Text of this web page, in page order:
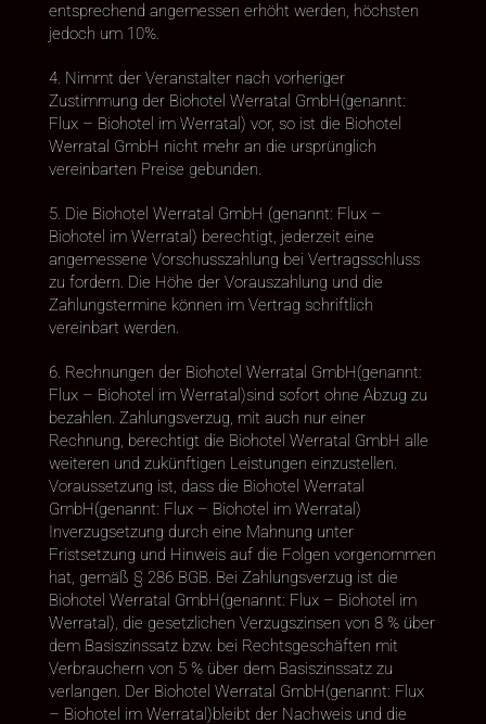
entsprechend angemessen erhöht werden, höchsten
jedoch um 10%.
4. Nimmt der Veranstalter nach vorheriger
Zustimmung der Biohotel Werratal GmbH(genannt:
Flux – Biohotel im Werratal) vor, so ist die Biohotel
Werratal GmbH nicht mehr an die ursprünglich
vereinbarten Preise gebunden.
5. Die Biohotel Werratal GmbH (genannt: Flux –
Biohotel im Werratal) berechtigt, jederzeit eine
angemessene Vorschusszahlung bei Vertragsschluss
zu fordern. Die Höhe der Vorauszahlung und die
Zahlungstermine können im Vertrag schriftlich
vereinbart werden.
6. Rechnungen der Biohotel Werratal GmbH(genannt:
Flux – Biohotel im Werratal)sind sofort ohne Abzug zu
bezahlen. Zahlungsverzug, mit auch nur einer
Rechnung, berechtigt die Biohotel Werratal GmbH alle
weiteren und zukünftigen Leistungen einzustellen.
Voraussetzung ist, dass die Biohotel Werratal
GmbH(genannt: Flux – Biohotel im Werratal)
Inverzugsetzung durch eine Mahnung unter
Fristsetzung und Hinweis auf die Folgen vorgenommen
hat, gemäß § 286 BGB. Bei Zahlungsverzug ist die
Biohotel Werratal GmbH(genannt: Flux – Biohotel im
Werratal), die gesetzlichen Verzugszinsen von 8 % über
dem Basiszinssatz bzw. bei Rechtsgeschäften mit
Verbrauchern von 5 % über dem Basiszinssatz zu
verlangen. Der Biohotel Werratal GmbH(genannt: Flux
– Biohotel im Werratal)bleibt der Nachweis und die